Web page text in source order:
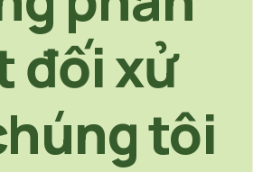
đối xử
tôi